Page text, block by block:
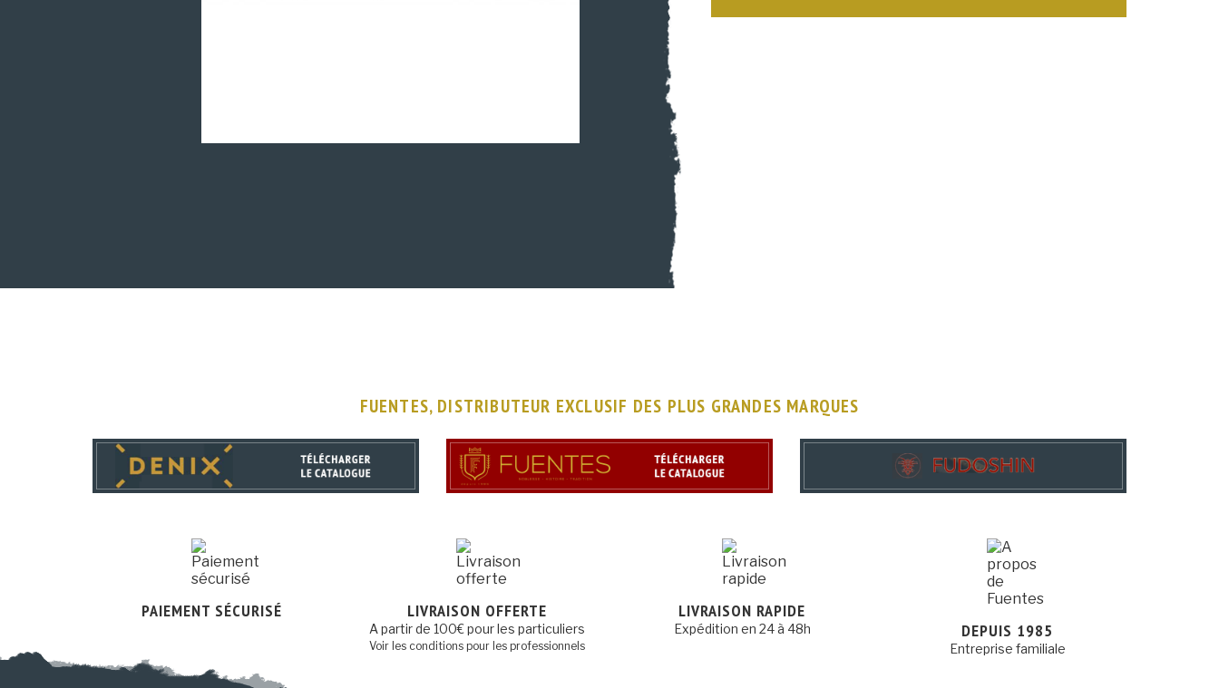
FUENTES, DISTRIBUTEUR EXCLUSIF DES PLUS GRANDES MARQUES
PAIEMENT SÉCURISÉ LIVRAISON OFFERTE
A partir de 100€ pour les particuliers
Voir les conditions pour les professionnels
LIVRAISON RAPIDE
Expédition en 24 à 48h DEPUIS 1985
Entreprise familiale